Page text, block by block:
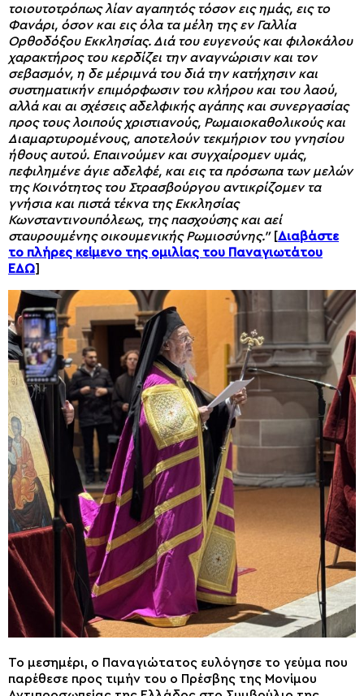
τοιουτοτρόπως λίαν αγαπητός τόσον εις ημάς, εις το
Φανάρι, όσον και εις όλα τα μέλη της εν Γαλλία
Ορθοδόξου Εκκλησίας. Διά του ευγενούς και φιλοκάλου
χαρακτήρος του κερδίζει την αναγνώρισιν και τον
σεβασμόν, η δε μέριμνά του διά την κατήχησιν και
συστηματικήν επιμόρφωσιν του κλήρου και του λαού,
αλλά και αι σχέσεις αδελφικής αγάπης και συνεργασίας
προς τους λοιπούς χριστιανούς, Ρωμαιοκαθολικούς και
Διαμαρτυρομένους, αποτελούν τεκμήριον του γνησίου
ήθους αυτού. Επαινούμεν και συγχαίρομεν υμάς,
πεφιλημένε άγιε αδελφέ, και εις τα πρόσωπα των μελών
της Κοινότητος του Στρασβούργου αντικρίζομεν τα
γνήσια και πιστά τέκνα της Εκκλησίας
Κωνσταντινουπόλεως, της πασχούσης και αεί
σταυρουμένης οικουμενικής Ρωμιοσύνης.”[Διαβάστε
το πλήρες κείμενο της ομιλίας του Παναγιωτάτου
ΕΔΩ]
Το μεσημέρι, ο Παναγιώτατος ευλόγησε το γεύμα που
παρέθεσε προς τιμήν του ο Πρέσβης της Μονίμου